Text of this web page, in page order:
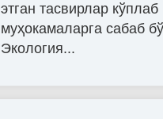
этган тасвирлар кўплаб
муҳокамаларга сабаб
Экология...